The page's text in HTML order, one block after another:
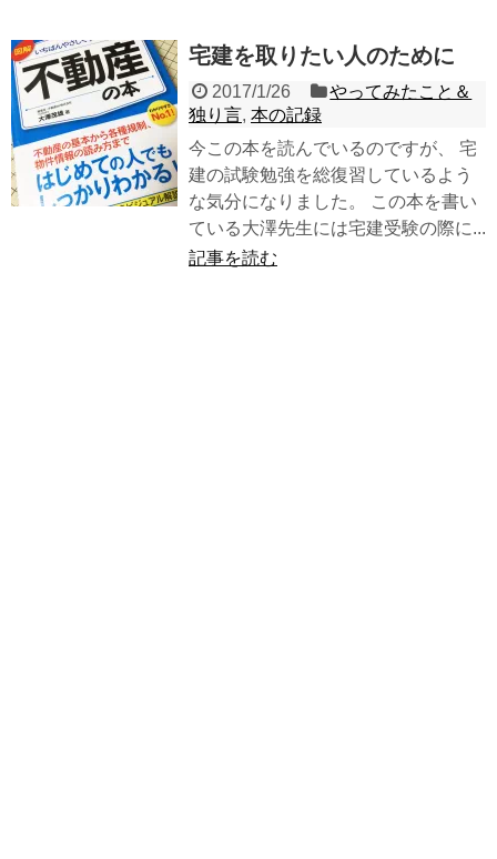
宅建を取りたい人のために
2017/1/26
やってみたこと＆
独り言, 本の記録
今この本を読んでいるのですが、 宅
建の試験勉強を総復習しているよう
な気分になりました。 この本を書い
ている大澤先生には宅建受験の際に...
記事を読む